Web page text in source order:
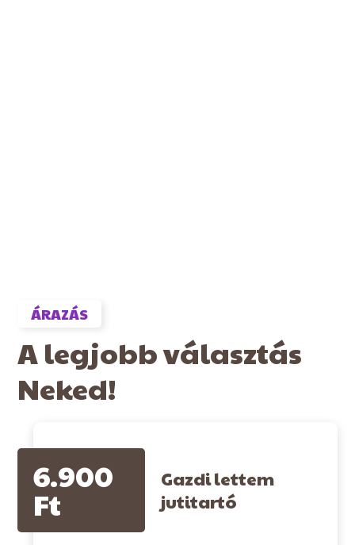
ÁRAZÁS
A legjobb választás
Neked!
6.900
Ft
Gazdi lettem
jutitartó